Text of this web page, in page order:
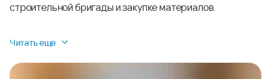
строительной бригады и закупке материалов.
Читать еще